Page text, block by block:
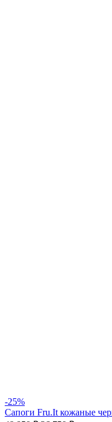
-25%
Сапоги Fru.It кожаные